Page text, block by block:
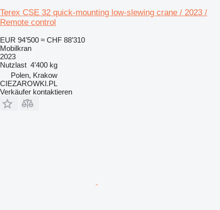
Terex CSE 32 quick-mounting low-slewing crane / 2023 /
Remote control
EUR 94’500 ≈ CHF 88’310
Mobilkran
2023
Nutzlast 4’400 kg
Polen, Krakow
CIEZAROWKI.PL
Verkäufer kontaktieren